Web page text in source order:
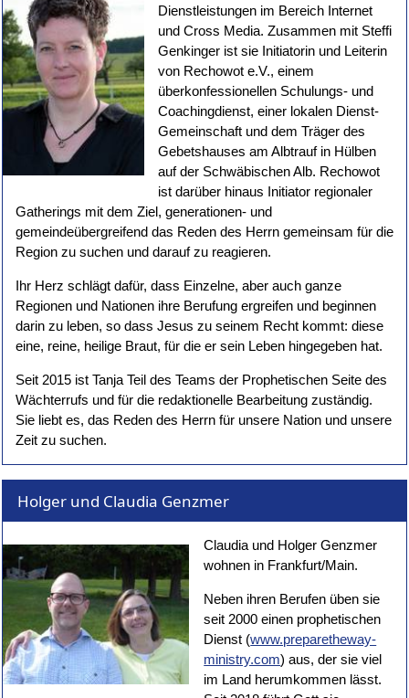
Dienstleistungen im Bereich Internet
und Cross Media. Zusammen mit Steffi
Genkinger ist sie Initiatorin und Leiterin
von Rechowot e.V., einem
überkonfessionellen Schulungs- und
Coachingdienst, einer lokalen Dienst-
Gemeinschaft und dem Träger des
Gebetshauses am Albtrauf in Hülben
auf der Schwäbischen Alb. Rechowot
ist darüber hinaus Initiator regionaler
Gatherings mit dem Ziel, generationen- und
gemeindeübergreifend das Reden des Herrn gemeinsam für die
Region zu suchen und darauf zu reagieren.
Ihr Herz schlägt dafür, dass Einzelne, aber auch ganze
Regionen und Nationen ihre Berufung ergreifen und beginnen
darin zu leben, so dass Jesus zu seinem Recht kommt: diese
eine, reine, heilige Braut, für die er sein Leben hingegeben hat.
Seit 2015 ist Tanja Teil des Teams der Prophetischen Seite des
Wächterrufs und für die redaktionelle Bearbeitung zuständig.
Sie liebt es, das Reden des Herrn für unsere Nation und unsere
Zeit zu suchen.
Holger und Claudia Genzmer
Claudia und Holger Genzmer
wohnen in Frankfurt/Main.
Neben ihren Berufen üben sie
seit 2000 einen prophetischen
Dienst (www.preparetheway-
ministry.com) aus, der sie viel
im Land herumkommen lässt.